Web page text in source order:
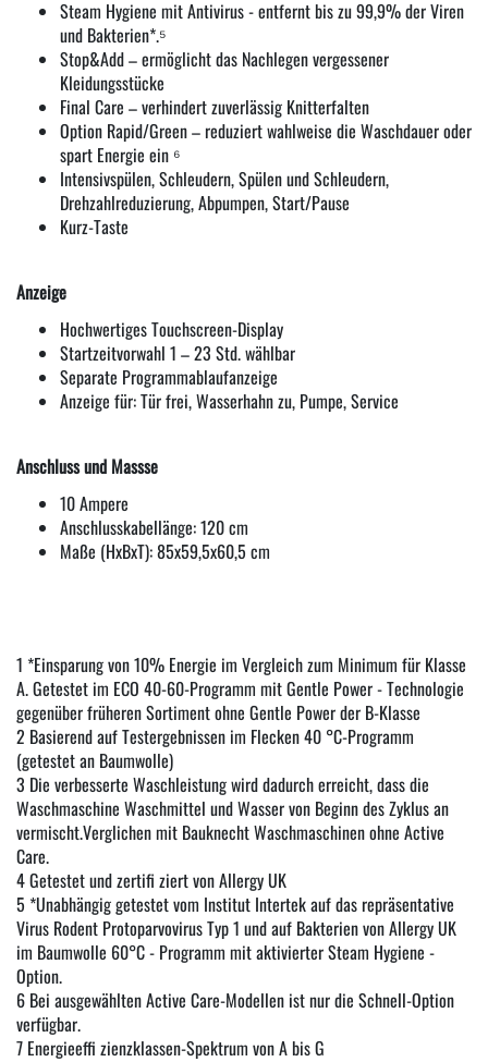
Steam Hygiene mit Antivirus - entfernt bis zu 99,9% der Viren
und Bakterien*.⁵
Stop&Add – ermöglicht das Nachlegen vergessener
Kleidungsstücke
Final Care – verhindert zuverlässig Knitterfalten
Option Rapid/Green – reduziert wahlweise die Waschdauer oder
spart Energie ein ⁶
Intensivspülen, Schleudern, Spülen und Schleudern,
Drehzahlreduzierung, Abpumpen, Start/Pause
Kurz-Taste
Anzeige
Hochwertiges Touchscreen-Display
Startzeitvorwahl 1 – 23 Std. wählbar
Separate Programmablaufanzeige
Anzeige für: Tür frei, Wasserhahn zu, Pumpe, Service
Anschluss und Massse
10 Ampere
Anschlusskabellänge: 120 cm
Maße (HxBxT): 85x59,5x60,5 cm
1 *Einsparung von 10% Energie im Vergleich zum Minimum für Klasse
A. Getestet im ECO 40-60-Programm mit Gentle Power - Technologie
gegenüber früheren Sortiment ohne Gentle Power der B-Klasse
2 Basierend auf Testergebnissen im Flecken 40 °C-Programm
(getestet an Baumwolle)
3 Die verbesserte Waschleistung wird dadurch erreicht, dass die
Waschmaschine Waschmittel und Wasser von Beginn des Zyklus an
vermischt.Verglichen mit Bauknecht Waschmaschinen ohne Active
Care.
4 Getestet und zertifi ziert von Allergy UK
5 *Unabhängig getestet vom Institut Intertek auf das repräsentative
Virus Rodent Protoparvovirus Typ 1 und auf Bakterien von Allergy UK
im Baumwolle 60°C - Programm mit aktivierter Steam Hygiene -
Option.
6 Bei ausgewählten Active Care-Modellen ist nur die Schnell-Option
verfügbar.
7 Energieeffi zienzklassen-Spektrum von A bis G